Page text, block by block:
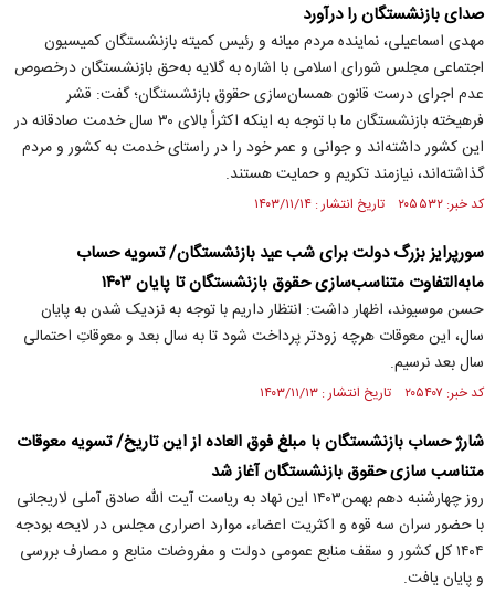
صدای بازنشستگان را درآورد
مهدی اسماعیلی، نماینده مردم میانه و رئیس کمیته بازنشستگان کمیسیون
اجتماعی مجلس شورای اسلامی با اشاره به گلایه به‌حق بازنشستگان درخصوص
عدم اجرای درست قانون همسان‌سازی حقوق بازنشستگان؛ گفت: قشر
فرهیخته بازنشستگان ما با توجه به اینکه اکثراً بالای ۳۰ سال خدمت صادقانه در
این کشور داشته‌اند و جوانی و عمر خود را در راستای خدمت به کشور و مردم
گذاشته‌اند، نیازمند تکریم و حمایت هستند.
کد خبر: ۲۰۵۵۳۲ تاریخ انتشار : ۱۴۰۳/۱۱/۱۴
سورپرایز بزرگ دولت برای شب عید بازنشستگان/ تسویه حساب
مابه‌التفاوت متناسب‌سازی حقوق بازنشستگان تا پایان ۱۴۰۳
حسن موسیوند، اظهار داشت: انتظار داریم با توجه به نزدیک شدن به پایان
سال، این معوقات هرچه زودتر پرداخت شود تا به سال بعد و معوقاتِ احتمالی
سال بعد نرسیم.
کد خبر: ۲۰۵۴۰۷ تاریخ انتشار : ۱۴۰۳/۱۱/۱۳
شارژ حساب بازنشستگان با مبلغ فوق العاده از این تاریخ/ تسویه معوقات
متناسب سازی حقوق بازنشستگان آغاز شد
روز چهارشنبه دهم بهمن۱۴۰۳ این نهاد به ریاست آیت الله صادق آملی لاریجانی
با حضور سران سه قوه و اکثریت اعضاء، موارد اصراری مجلس در لایحه بودجه
۱۴۰۴ کل کشور و سقف منابع عمومی دولت و مفروضات منابع و مصارف بررسی
و پایان یافت.